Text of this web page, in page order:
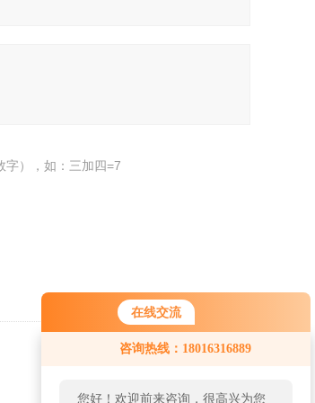
在线交流
咨询热线：18016316889
您好！欢迎前来咨询，很高兴为您
字），如：三加四=7